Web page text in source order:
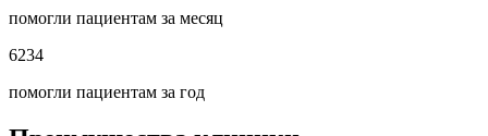
помогли пациентам за месяц
6234
помогли пациентам за год